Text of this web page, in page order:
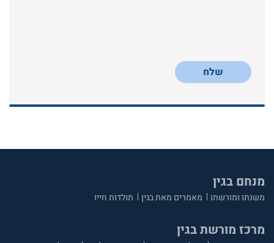
שלח
מנחם בגין
משנתו ומורשתו מאמרים מאת בגין תולדות חייו
מרכז מורשת בגין